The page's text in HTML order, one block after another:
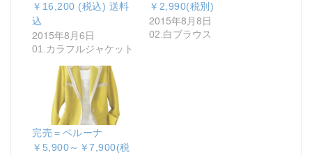
￥16,200 (税込) 送料
込
2015年8月6日
01.カラフルジャケット
￥2,990(税別)
2015年8月8日
02.白ブラウス
完売＝ベルーナ
￥5,900～￥7,900(税